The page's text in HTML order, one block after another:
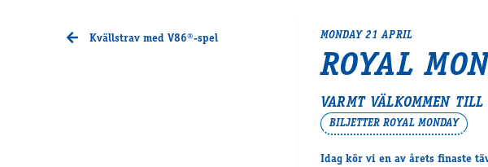
Kvällstrav med V86®-spel MONDAY 21 APRIL
ROYAL
VARMT VÄLKOMMEN
BILJETTER ROYAL MONDAY
Idag kör vi en av årets finaste